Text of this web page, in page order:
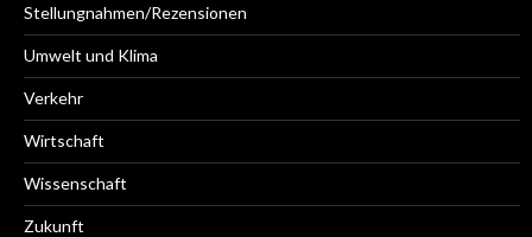
Stellungnahmen/Rezensionen
Umwelt und Klima
Verkehr
Wirtschaft
Wissenschaft
Zukunft